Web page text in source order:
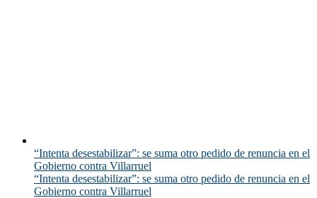
“Intenta desestabilizar”: se suma otro pedido de renuncia en el
Gobierno contra Villarruel
“Intenta desestabilizar”: se suma otro pedido de renuncia en el
Gobierno contra Villarruel